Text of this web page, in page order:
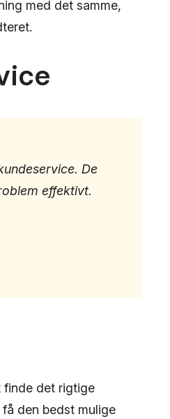
med det samme,
De
effektivt.
finde det rigtige
den bedst mulige